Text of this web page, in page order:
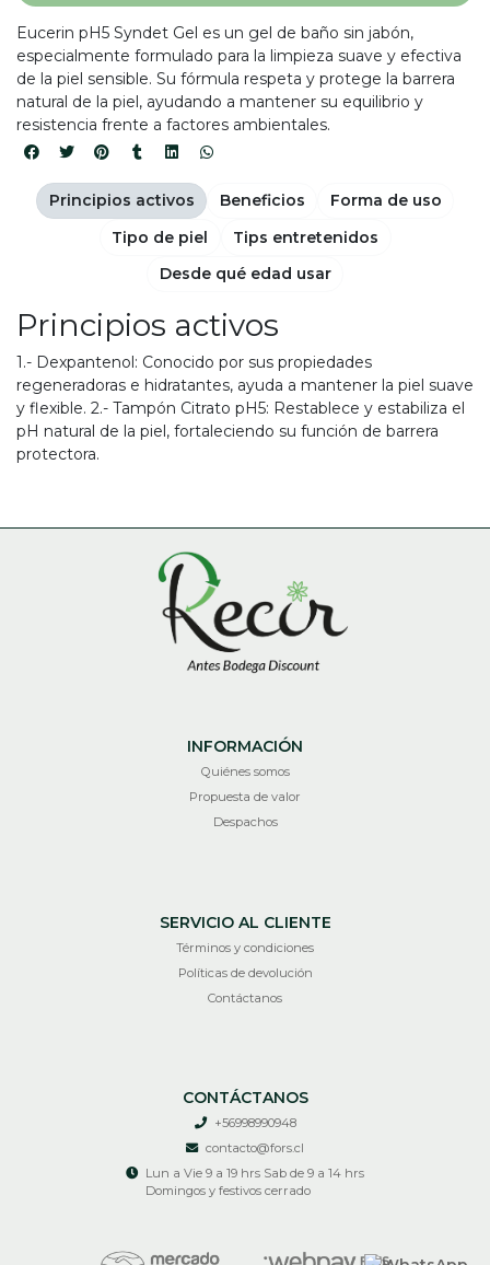
Eucerin pH5 Syndet Gel es un gel de baño sin jabón,
especialmente formulado para la limpieza suave y efectiva
de la piel sensible. Su fórmula respeta y protege la barrera
natural de la piel, ayudando a mantener su equilibrio y
resistencia frente a factores ambientales.
Principios activos
1.- Dexpantenol: Conocido por sus propiedades
regeneradoras e hidratantes, ayuda a mantener la piel suave
y flexible. 2.- Tampón Citrato pH5: Restablece y estabiliza el
pH natural de la piel, fortaleciendo su función de barrera
protectora.
Principios activos Beneficios
Forma de uso
Tipo de piel
Tips entretenidos
Desde qué edad usar
INFORMACIÓN
Quiénes somos
Propuesta de valor
Despachos
SERVICIO AL CLIENTE
Términos y condiciones
Políticas de devolución
Contáctanos
CONTÁCTANOS
+56998990948
contacto@fors.cl
Lun a Vie 9 a 19 hrs Sab de 9 a 14 hrs
Domingos y festivos cerrado